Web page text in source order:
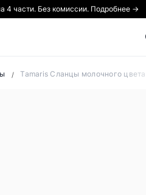
4 части. Без комиссии. Подробнее →
Tamaris Сланцы молочного